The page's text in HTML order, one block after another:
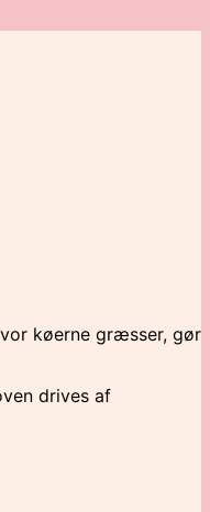
køerne græsser, gør
drives af